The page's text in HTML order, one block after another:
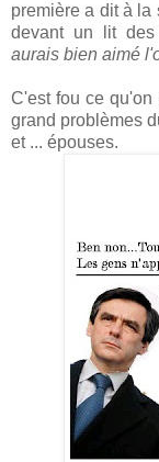
première a dit à la
devant un lit
aurais bien aimé
C'est fou ce
grand problèmes
et ... épouses.